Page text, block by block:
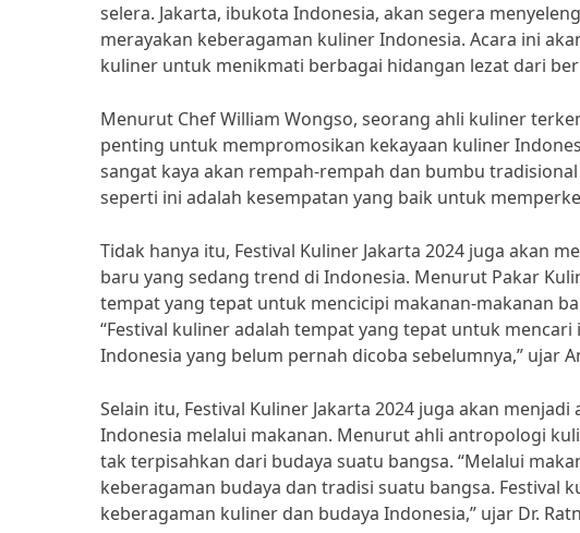
selera. Jakarta, ibukota Indonesia, akan segera
merayakan keberagaman kuliner Indonesia. Acara ini
kuliner untuk menikmati berbagai hidangan lezat dari
Menurut Chef William Wongso, seorang ahli kuliner
penting untuk mempromosikan kekayaan kuliner
sangat kaya akan rempah-rempah dan bumbu
seperti ini adalah kesempatan yang baik untuk
Tidak hanya itu, Festival Kuliner Jakarta 2024 juga akan
baru yang sedang trend di Indonesia. Menurut Pakar
tempat yang tepat untuk mencicipi makanan-makanan
“Festival kuliner adalah tempat yang tepat untuk
Indonesia yang belum pernah dicoba sebelumnya,” ujar
Selain itu, Festival Kuliner Jakarta 2024 juga akan
Indonesia melalui makanan. Menurut ahli antropologi
tak terpisahkan dari budaya suatu bangsa. “Melalui
keberagaman budaya dan tradisi suatu bangsa. Festival
keberagaman kuliner dan budaya Indonesia,” ujar Dr.